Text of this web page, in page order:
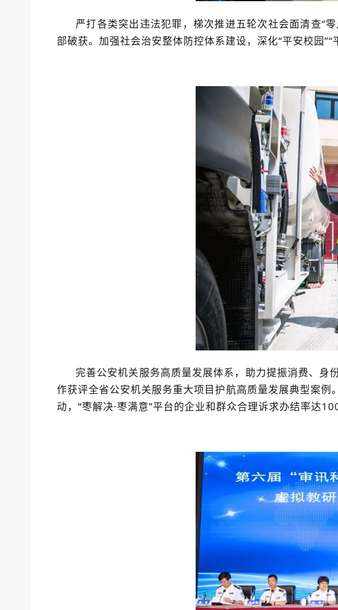
严打各类突出违法犯罪，梯次推进五轮次社会面清查“
部破获。加强社会治安整体防控体系建设，深化“平安校园
完善公安机关服务高质量发展体系，助力提振消费、身
作获评全省公安机关服务重大项目护航高质量发展典型案
动，“枣解决·枣满意”平台的企业和群众合理诉求办结率达